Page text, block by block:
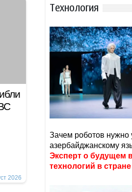
2026
Тexнoлoгия
Зачем роботов нужно
азербайджанскому
Эксперт о будущем
технологий в стране